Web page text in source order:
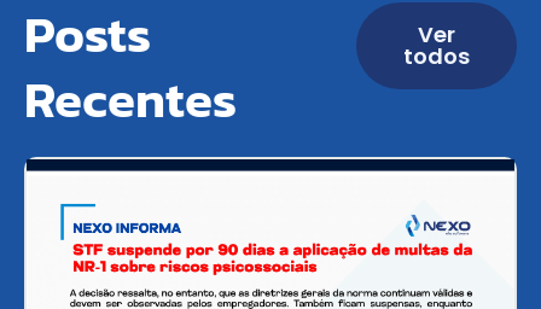
Posts
Recentes
Ver
todos